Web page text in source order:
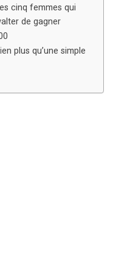
cinq femmes qui
de gagner
plus qu’une simple